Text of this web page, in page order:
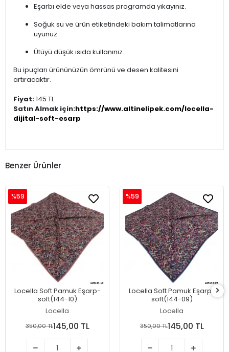
Eşarbı elde veya hassas programda yıkayınız.
Soğuk su ve ürün etiketindeki bakım talimatlarına
uyunuz.
Ütüyü düşük ısıda kullanınız.
Bu ipuçları ürününüzün ömrünü ve desen kalitesini
artıracaktır.
Fiyat:145 TL
Satın Almak için:https://www.altinelipek.com/locella-
dijital-soft-esarp
Benzer Ürünler
Locella Soft Pamuk Eşarp-
soft(144-10)
Locella
%59
350,00 TL145,00 TL
Locella Soft Pamuk Eşarp-
soft(144-09)
Locella
%59
350,00 TL145,00 TL